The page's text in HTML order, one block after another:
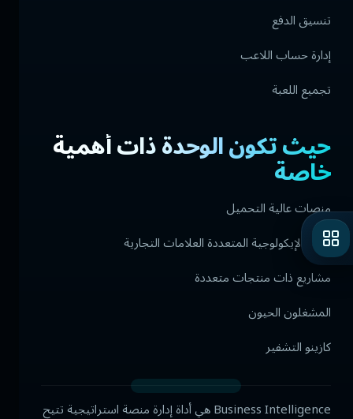
تنسيق الدفع
إدارة حساب اللاعب
تجميع اللعبة
حيث تكون الوحدة ذات أهمية
خاصة
منصات عالية التحميل
النظم الإيكولوجية المتعددة العلامات التجارية
مشاريع ذات منتجات متعددة
المشغلون الحيون
كازينو التشفير
Business Intelligence هي أداة إدارة منصة استراتيجية تتيح